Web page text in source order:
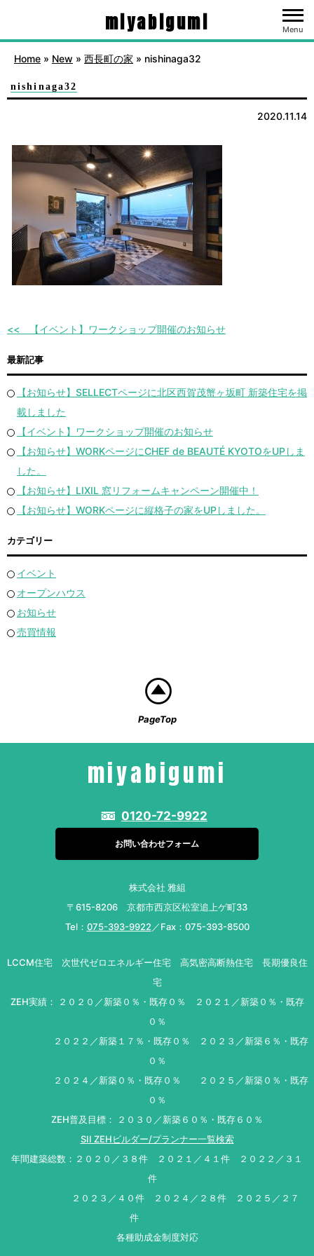
miyabigumi Menu
Home » New » 西長町の家 » nishinaga32
nishinaga32
2020.11.14
【イベント】ワークショップ開催のお知らせ
最新記事
【お知らせ】SELLECTページに北区西賀茂蟹ヶ坂町 新築住宅を掲
載しました
【イベント】ワークショップ開催のお知らせ
【お知らせ】WORKページにCHEF de BEAUTÉ KYOTOをUPしま
した。
【お知らせ】LIXIL 窓リフォームキャンペーン開催中！
【お知らせ】WORKページに縦格子の家をUPしました。
カテゴリー
イベント
オープンハウス
お知らせ
売買情報
PageTop
miyabigumi
0120-72-9922
お問い合わせフォーム
株式会社 雅組
〒615-8206 京都市西京区松室追上ゲ町33
Tel： 075-393-9922 ／Fax：075-393-8500
LCCM住宅 次世代ゼロエネルギー住宅 高気密高断熱住宅 長期優良住
宅
ZEH実績： ２０２０／新築０％・既存０％ ２０２１／新築０％・既存
０％
２０２２／新築１７％・既存０％ ２０２３／新築６％・既存
０％
２０２４／新築０％・既存０％ ２０２５／新築０％・既存
０％
ZEH普及目標： ２０３０／新築６０％・既存６０％
SII ZEHビルダー/プランナー一覧検索
年間建築総数：２０２０／３８件 ２０２１／４１件 ２０２２／３１
件
２０２３／４０件 ２０２４／２８件 ２０２５／２７
件
各種助成金制度対応